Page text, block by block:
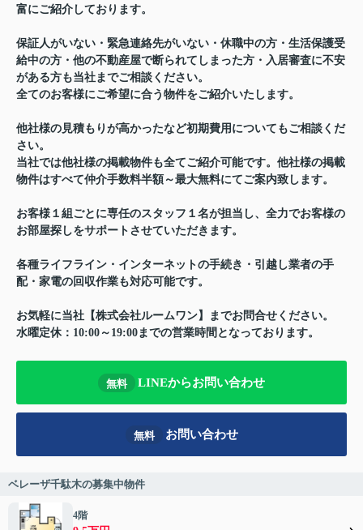
富にご紹介しております。
保証人がいない・緊急連絡先がいない・休職中の方・生活保護受
給中の方・他の不動産屋で断られてしまった方・入居審査に不安
がある方も当社までご相談ください。
全てのお客様にご希望に合う物件をご紹介いたします。
他社様の見積もりが高かったなど初期費用についてもご相談くだ
さい。
当社では他社様の掲載物件も全てご紹介可能です。他社様の掲載
物件はすべて仲介手数料半額～最大無料にてご案内致します。
お客様１組ごとに専任のスタッフ１名が担当し、全力でお客様の
お部屋探しをサポートさせていただきます。
各種ライフライン・インターネットの手続き・引越し業者の手
配・家電の回収作業も対応可能です。
お気軽に当社【株式会社ルームワン】までお問合せください。
水曜定休：10:00～19:00までの営業時間となっております。
無料 LINEからお問い合わせ
無料 お問い合わせ
ベレーザ千駄木の募集中物件
4階